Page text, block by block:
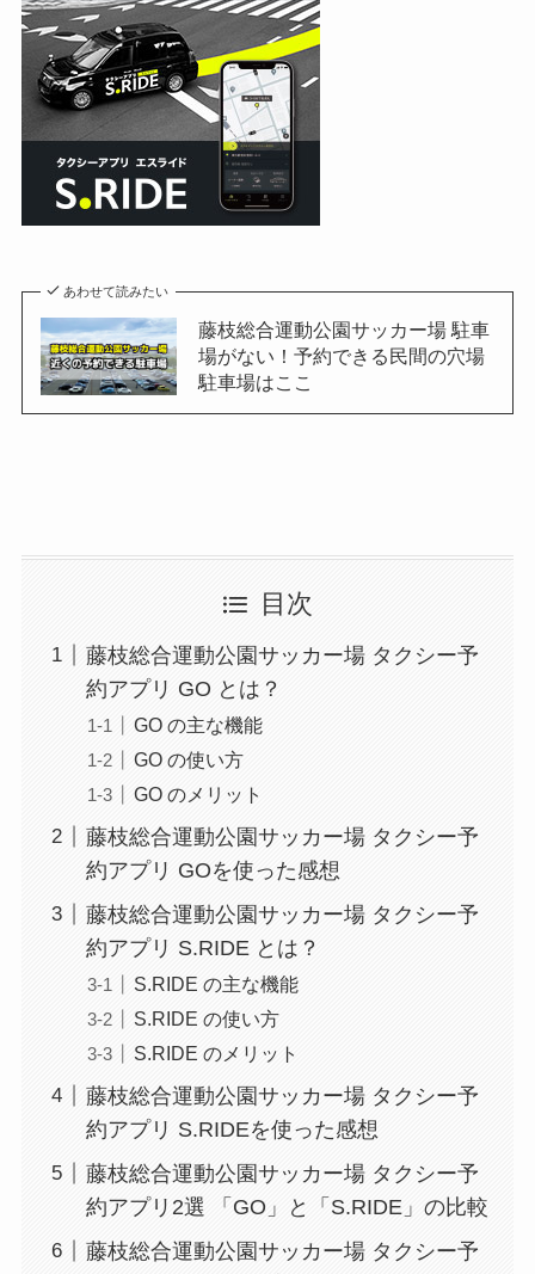
あわせて読みたい
藤枝総合運動公園サッカー場 駐車
場がない！予約できる民間の穴場
駐車場はここ
目次
藤枝総合運動公園サッカー場 タクシー予
約アプリ GO とは？
GO の主な機能
GO の使い方
GO のメリット
藤枝総合運動公園サッカー場 タクシー予
約アプリ GOを使った感想
藤枝総合運動公園サッカー場 タクシー予
約アプリ S.RIDE とは？
S.RIDE の主な機能
S.RIDE の使い方
S.RIDE のメリット
藤枝総合運動公園サッカー場 タクシー予
約アプリ S.RIDEを使った感想
藤枝総合運動公園サッカー場 タクシー予
約アプリ2選 「GO」と「S.RIDE」の比較
藤枝総合運動公園サッカー場 タクシー予